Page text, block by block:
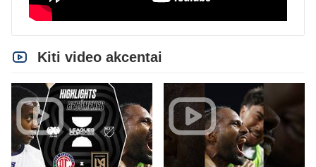
Kiti video akcentai